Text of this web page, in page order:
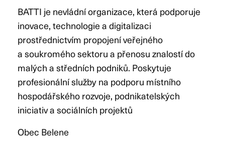
BATTI je nevládní organizace, která podporuje
inovace, technologie a digitalizaci
prostřednictvím propojení veřejného
a soukromého sektoru a přenosu znalostí do
malých a středních podniků. Poskytuje
profesionální služby na podporu místního
hospodářského rozvoje, podnikatelských
iniciativ a sociálních projektů
Obec Belene